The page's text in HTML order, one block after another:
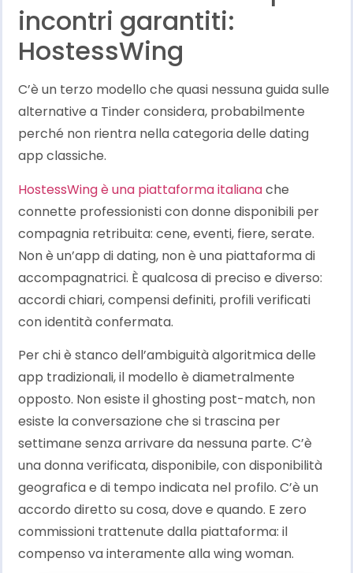
incontri garantiti:
HostessWing
C’è un terzo modello che quasi nessuna guida sulle
alternative a Tinder considera, probabilmente
perché non rientra nella categoria delle dating
app classiche.
HostessWing è una piattaforma italianache
connette professionisti con donne disponibili per
compagnia retribuita: cene, eventi, fiere, serate.
Non è un’app di dating, non è una piattaforma di
accompagnatrici. È qualcosa di preciso e diverso:
accordi chiari, compensi definiti, profili verificati
con identità confermata.
Per chi è stanco dell’ambiguità algoritmica delle
app tradizionali, il modello è diametralmente
opposto. Non esiste il ghosting post-match, non
esiste la conversazione che si trascina per
settimane senza arrivare da nessuna parte. C’è
una donna verificata, disponibile, con disponibilità
geografica e di tempo indicata nel profilo. C’è un
accordo diretto su cosa, dove e quando. E zero
commissioni trattenute dalla piattaforma: il
compenso va interamente alla wing woman.